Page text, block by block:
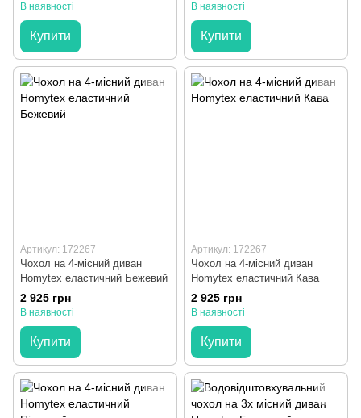
В наявності
Купити
В наявності
Купити
Артикул: 172267
Чохол на 4-місний диван
Homytex еластичний Бежевий
2 925 грн
В наявності
Купити
Артикул: 172267
Чохол на 4-місний диван
Homytex еластичний Кава
2 925 грн
В наявності
Купити